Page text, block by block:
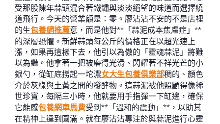
受那股陳年蒜頭混合著鐵鏽與淡淡絕望的味道而選擇繞
道飛行。今天的營業額是：零。廖沾沾不安的不是店裡
的生包養網推薦意，而是他對**「蒜泥成本焦慮症」**
的深層恐懼。新鮮蒜頭每公斤的價格正在以超光速上
漲，如果再這樣下去，他引以為傲的「靈魂蒜泥」將難
以為繼。他拿著一把被磨得光滑、閃耀著不祥光芒的小
銀勺，從缸底撈起一坨濃女大生包養俱樂部稠的、顏色
介於灰綠與土黃之間的發酵物。這蒜泥被他照顧得像稀
世珍寶，每隔三小時，他就要用手指彈一下缸邊，確保
它能感包養網車馬費受到**「溫和的震動」**，以助其
在精神上達到圓滿。就在廖沾沾專注於與蒜泥進行心靈